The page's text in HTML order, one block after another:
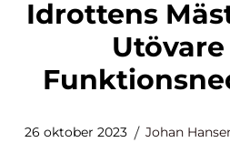
Idrottens
26 oktober 2023 Johan